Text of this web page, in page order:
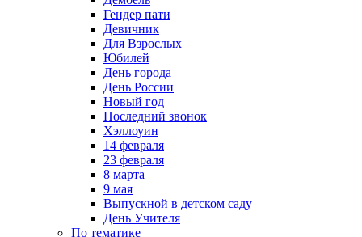
Гендер пати
Девичник
Для Взрослых
Юбилей
День города
День России
Новый год
Последний звонок
Хэллоуин
14 февраля
23 февраля
8 марта
9 мая
Выпускной в детском саду
День Учителя
По тематике